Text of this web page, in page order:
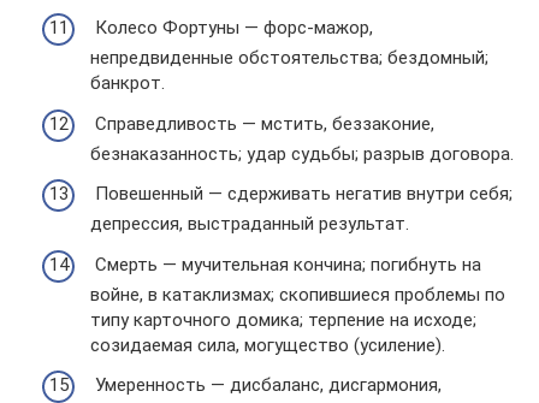
Колесо Фортуны — форс-мажор,
непредвиденные обстоятельства; бездомный;
банкрот.
Справедливость — мстить, беззаконие,
безнаказанность; удар судьбы; разрыв договора.
Повешенный — сдерживать негатив внутри себя;
депрессия, выстраданный результат.
Смерть — мучительная кончина; погибнуть на
войне, в катаклизмах; скопившиеся проблемы по
типу карточного домика; терпение на исходе;
созидаемая сила, могущество (усиление).
Умеренность — дисбаланс, дисгармония,